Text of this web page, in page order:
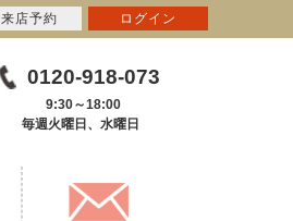
0120-918-073
9:30～18:00
毎週火曜日、水曜日
来店予約 ログイン